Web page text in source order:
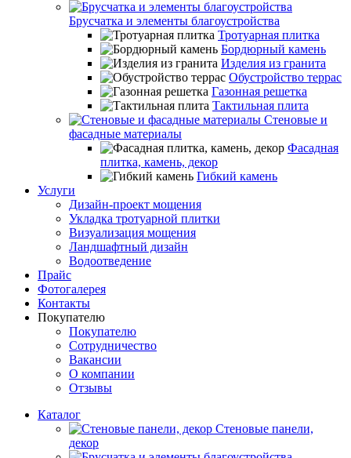
Брусчатка и элементы благоустройства
Тротуарная плитка
Бордюрный камень
Изделия из гранита
Обустройство террас
Газонная решетка
Тактильная плита
Стеновые и
фасадные материалы
Фасадная
плитка, камень, декор
Гибкий камень
Услуги
Дизайн-проект мощения
Укладка тротуарной плитки
Визуализация мощения
Ландшафтный дизайн
Водоотведение
Прайс
Фотогалерея
Контакты
Покупателю
Покупателю
Сотрудничество
Вакансии
О компании
Отзывы
Каталог
Стеновые панели,
декор